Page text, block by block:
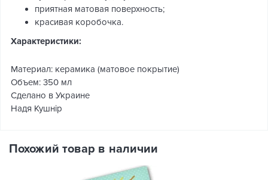
приятная матовая поверхность;
красивая коробочка.
Характеристики:
Материал: керамика (матовое покрытие)
Объем: 350 мл
Сделано в Украине
Надя Кушнір
Похожий товар в наличии